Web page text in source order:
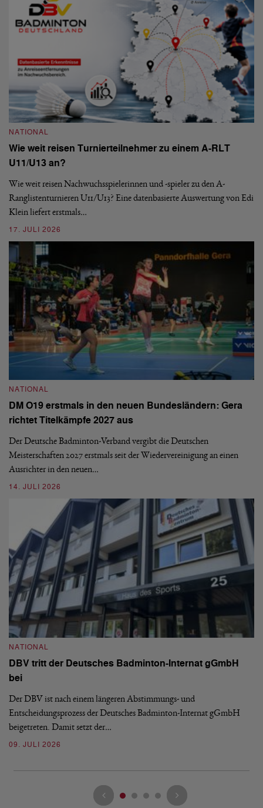
NATIONAL
Wie weit reisen Turnierteilnehmer zu einem A-RLT
U11/U13 an?
Wie weit reisen Nachwuchsspielerinnen und -spieler zu den A-
Ranglistenturnieren U11/U13? Eine datenbasierte Auswertung von Edi
Klein liefert erstmals…
17. JULI 2026
NATIONAL
DM O19 erstmals in den neuen Bundesländern: Gera
richtet Titelkämpfe 2027 aus
Der Deutsche Badminton-Verband vergibt die Deutschen
Meisterschaften 2027 erstmals seit der Wiedervereinigung an einen
Ausrichter in den neuen…
14. JULI 2026
NATIONAL
DBV tritt der Deutsches Badminton-Internat gGmbH
bei
Der DBV ist nach einem längeren Abstimmungs- und
Entscheidungsprozess der Deutsches Badminton-Internat gGmbH
beigetreten. Damit setzt der…
09. JULI 2026